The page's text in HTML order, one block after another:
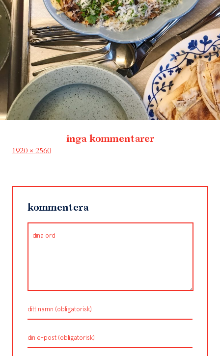
inga kommentarer
Full
1920 × 2560
kommentera